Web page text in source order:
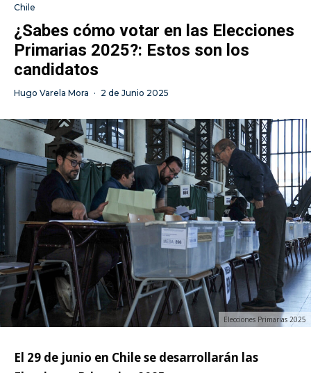
Chile
¿Sabes cómo votar en las Elecciones
Primarias 2025?: Estos son los
candidatos
Hugo Varela Mora · 2 de Junio 2025
Elecciones Primarias 2025
El 29 de junio en Chile se desarrollarán las